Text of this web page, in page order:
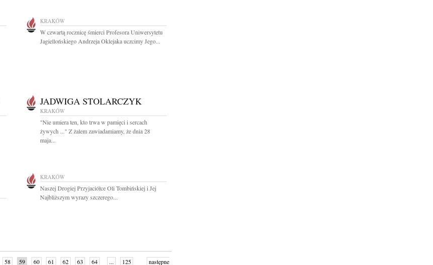
KRAKÓW
W czwartą rocznicę śmierci Profesora Uniwersytetu
Jagiellońskiego Andrzeja Oklejaka uczcimy Jego...
JADWIGA STOLARCZYK
KRAKÓW
"Nie umiera ten, kto trwa w pamięci i sercach
żywych ..." Z żalem zawiadamiamy, że dnia 28
maja...
KRAKÓW
Naszej Drogiej Przyjaciółce Oli Tombińskiej i Jej
Najbliższym wyrazy szczerego...
58 59 60 61 62 63 64 ... 125 następne